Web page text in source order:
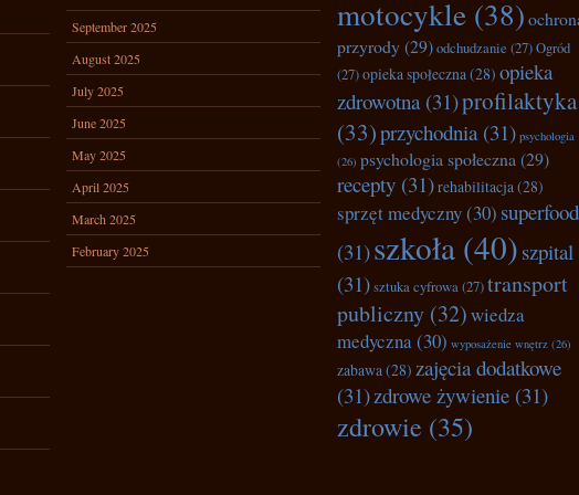
September 2025
August 2025
July 2025
June 2025
May 2025
April 2025
March 2025
February 2025
motocykle (38)
przyrody(29)odchudzanie (27)Ogród
(27)opieka społeczna(28) opieka
zdrowotna(31)profilaktyka
(33)przychodnia(31) psychologia
(26) psychologia społeczna (29)
recepty (31)rehabilitacja(28)
sprzęt medyczny(30)
(31)szkoła (40) szpital
(31)sztuka cyfrowa(27)transport
publiczny (32)wiedza
medyczna(30) wyposażenie wnętrz (26)
zabawa(28) zajęcia dodatkowe
(31)zdrowe żywienie (31)
zdrowie (35)